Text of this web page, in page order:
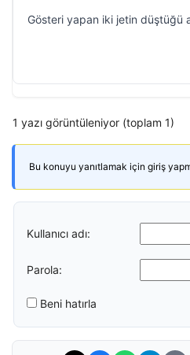
Gösteri yapan iki jetin düştüğü
1 yazı görüntüleniyor (toplam 1)
Bu konuyu yanıtlamak için giriş
Kullanıcı adı:
Parola:
Beni hatırla